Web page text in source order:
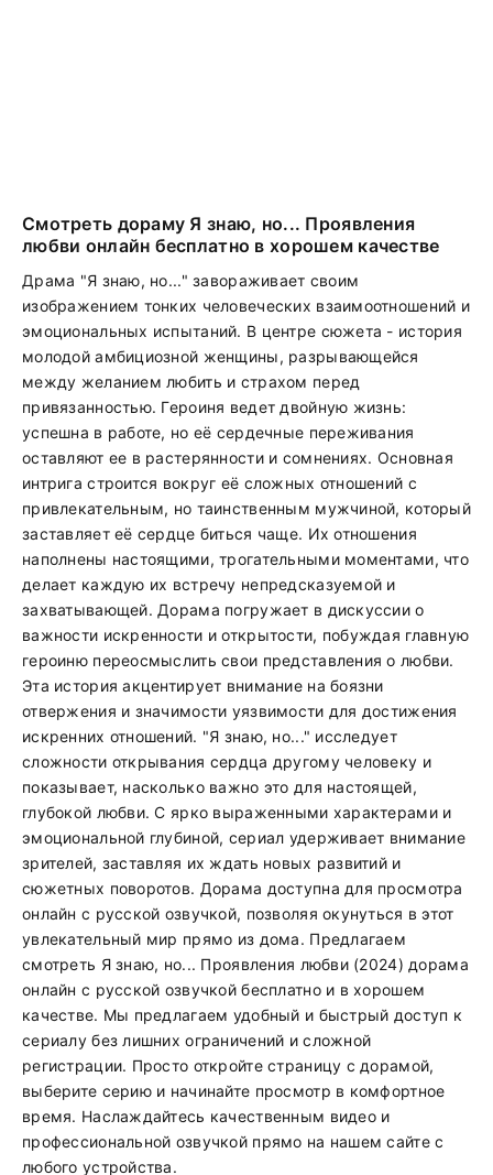
Смотреть дораму Я знаю, но... Проявления
любви онлайн бесплатно в хорошем качестве
Драма "Я знаю, но..." завораживает своим
изображением тонких человеческих взаимоотношений и
эмоциональных испытаний. В центре сюжета - история
молодой амбициозной женщины, разрывающейся
между желанием любить и страхом перед
привязанностью. Героиня ведет двойную жизнь:
успешна в работе, но её сердечные переживания
оставляют ее в растерянности и сомнениях. Основная
интрига строится вокруг её сложных отношений с
привлекательным, но таинственным мужчиной, который
заставляет её сердце биться чаще. Их отношения
наполнены настоящими, трогательными моментами, что
делает каждую их встречу непредсказуемой и
захватывающей. Дорама погружает в дискуссии о
важности искренности и открытости, побуждая главную
героиню переосмыслить свои представления о любви.
Эта история акцентирует внимание на боязни
отвержения и значимости уязвимости для достижения
искренних отношений. "Я знаю, но..." исследует
сложности открывания сердца другому человеку и
показывает, насколько важно это для настоящей,
глубокой любви. С ярко выраженными характерами и
эмоциональной глубиной, сериал удерживает внимание
зрителей, заставляя их ждать новых развитий и
сюжетных поворотов. Дорама доступна для просмотра
онлайн с русской озвучкой, позволяя окунуться в этот
увлекательный мир прямо из дома. Предлагаем
смотреть Я знаю, но... Проявления любви (2024) дорама
онлайн с русской озвучкой бесплатно и в хорошем
качестве. Мы предлагаем удобный и быстрый доступ к
сериалу без лишних ограничений и сложной
регистрации. Просто откройте страницу с дорамой,
выберите серию и начинайте просмотр в комфортное
время. Наслаждайтесь качественным видео и
профессиональной озвучкой прямо на нашем сайте с
любого устройства.